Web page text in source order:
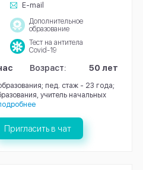
E-mail
Дополнительное
образование
Тест на антитела
Covid-19
Возраст: 50 лет
пед. стаж - 23 года;
учитель начальных
Пригласить в чат